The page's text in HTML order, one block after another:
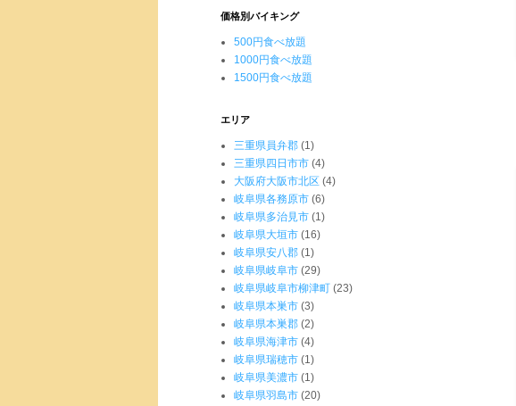
価格別バイキング
500円食べ放題
1000円食べ放題
1500円食べ放題
エリア
三重県員弁郡 (1)
三重県四日市市 (4)
大阪府大阪市北区 (4)
岐阜県各務原市 (6)
岐阜県多治見市 (1)
岐阜県大垣市 (16)
岐阜県安八郡 (1)
岐阜県岐阜市 (29)
岐阜県岐阜市柳津町 (23)
岐阜県本巣市 (3)
岐阜県本巣郡 (2)
岐阜県海津市 (4)
岐阜県瑞穂市 (1)
岐阜県美濃市 (1)
岐阜県羽島市 (20)